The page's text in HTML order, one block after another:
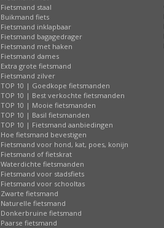
Fietsmand staal
Buikmand fiets
Fietsmand inklapbaar
Fietsmand bagagedrager
Fietsmand met haken
Fietsmand dames
Extra grote fietsmand
Fietsmand zilver
TOP 10 | Goedkope fietsmanden
TOP 10 | Best verkochte fietsmanden
TOP 10 | Mooie fietsmanden
TOP 10 | Basil fietsmanden
TOP 10 | Fietsmand aanbiedingen
Hoe fietsmand bevestigen
Fietsmand voor hond, kat, poes, konijn
Fietsmand of fietskrat
Waterdichte fietsmanden
Fietsmand voor stadsfiets
Fietsmand voor schooltas
Zwarte fietsmand
Naturelle fietsmand
Donkerbruine fietsmand
Paarse fietsmand